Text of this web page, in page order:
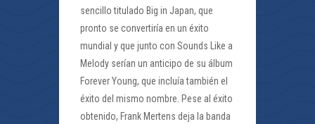
sencillo titulado Big in Japan, que
pronto se convertiría en un éxito
mundial y que junto con Sounds Like a
Melody serían un anticipo de su álbum
Forever Young, que incluía también el
éxito del mismo nombre. Pese al éxito
obtenido, Frank Mertens deja la banda